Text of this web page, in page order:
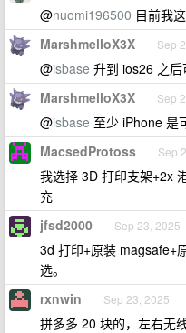
@nuomi196500 目前我
MarshmelloX3X Sep
@isbase 升到 ios26 之后
MarshmelloX3X Sep
@isbase 至少 iPhone 是
MacsedProtoss Sep
我选择 3D 打印支架+2x
充
jfsd2000 Sep 23, 2025
3d 打印+原装 magsafe+
选。
rxnwin Sep 23, 2025
拼多多 20 块的，左右无